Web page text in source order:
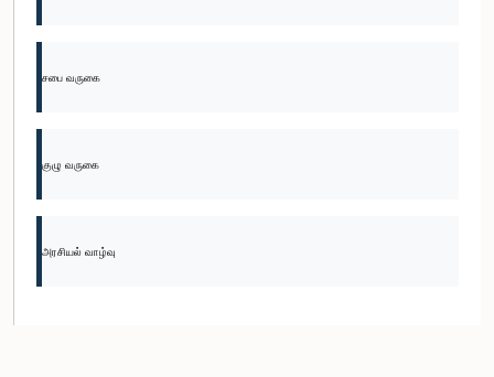
சபை வருகை
குழு வருகை
அரசியல் வாழ்வு